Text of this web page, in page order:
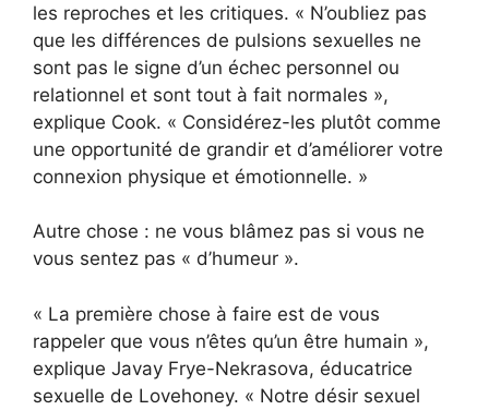
les reproches et les critiques. « N’oubliez pas
que les différences de pulsions sexuelles ne
sont pas le signe d’un échec personnel ou
relationnel et sont tout à fait normales »,
explique Cook. « Considérez-les plutôt comme
une opportunité de grandir et d’améliorer votre
connexion physique et émotionnelle. »
Autre chose : ne vous blâmez pas si vous ne
vous sentez pas « d’humeur ».
« La première chose à faire est de vous
rappeler que vous n’êtes qu’un être humain »,
explique Javay Frye-Nekrasova, éducatrice
sexuelle de Lovehoney. « Notre désir sexuel